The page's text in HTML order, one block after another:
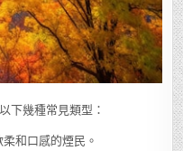
下幾種常見類型：
和口感的煙民。